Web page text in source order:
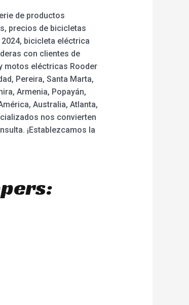
de productos
precios de bicicletas
bicicleta eléctrica
con clientes de
motos eléctricas Rooder
Pereira, Santa Marta,
Armenia, Popayán,
Australia, Atlanta,
nos convierten
¡Establezcamos la